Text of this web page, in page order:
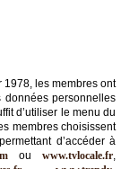
les membres ont
données personnelles
d’utiliser le menu du
membres choisissent
d’accéder à
ouwww.tvlocale.fr